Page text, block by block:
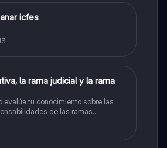
icfes
la rama judicial y la rama
evalúa tu conocimiento sobre las
de las ramas
y ejecutiva.